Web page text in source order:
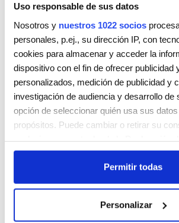
Uso responsable de sus datos
Nosotros y nuestros 1022 socios
personales, p.ej., su dirección IP, con
cookies para almacenar y acceder la
dispositivo con el fin de ofrecer publicidad
personalizados, medición de publicidad y
investigación de audiencia y desarrollo de
opción de seleccionar quién usa sus
propósitos. Puede cambiar o retirar su
clicando en el Menú de consentimiento.
Si lo permite, también quisiéramos:
que puede tener una precisión de
Permitir todas
Personalizar
LA SALÁ STYLE ROOM
MOROS 9
GIJÓN33206
España
Teléfono: 985390500
Lunes
10:00 AM - 8:00 PM
10:00 AM - 8:00 PM
Jueves
10:00 AM - 8:00 PM
10:00 AM - 8:00 PM